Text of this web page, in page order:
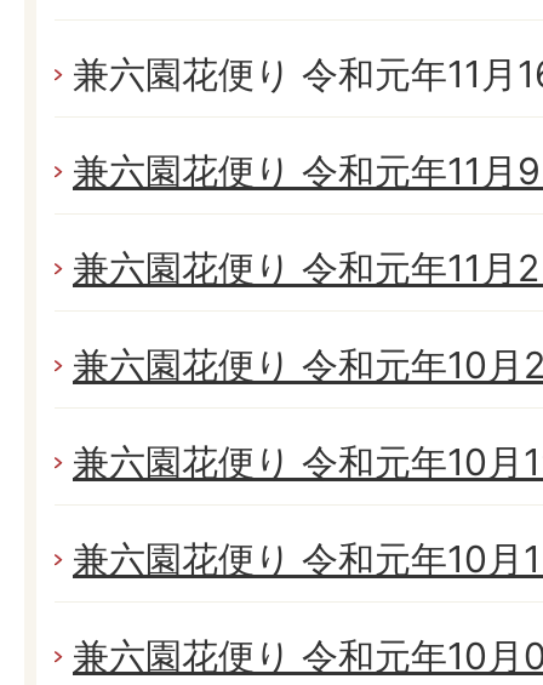
兼六園花便り 令和元年11月
兼六園花便り 令和元年11月
兼六園花便り 令和元年11月
兼六園花便り 令和元年10
兼六園花便り 令和元年10月
兼六園花便り 令和元年10月
兼六園花便り 令和元年10月